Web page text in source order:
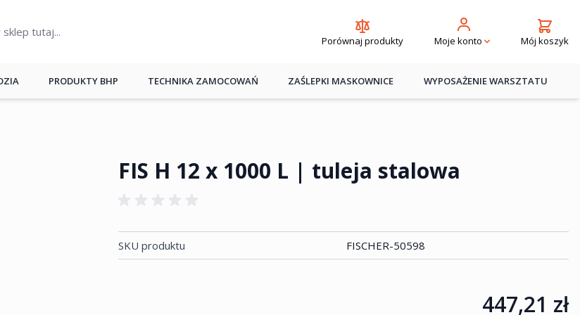
Porównaj produkty Moje konto Mój koszyk
PRODUKTY BHP TECHNIKA ZAMOCOWAŃ ZAŚLEPKI MASKOWNICE WYPOSAŻENIE WARSZTATU
FIS H 12 x 1000 L | tuleja stalowa
SKU produktu FISCHER-50598
447,21 zł